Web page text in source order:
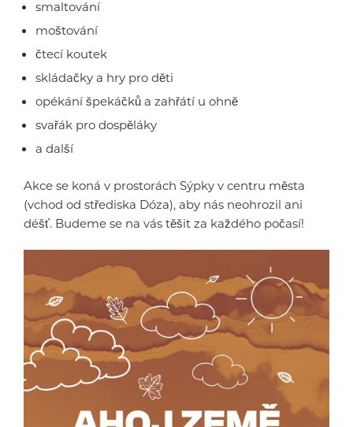
smaltování
moštování
čtecí koutek
skládačky a hry pro děti
opékání špekáčků a zahřátí u ohně
svařák pro dospěláky
a další
Akce se koná v prostorách Sýpky v centru města
(vchod od střediska Dóza), aby nás neohrozil ani
déšť. Budeme se na vás těšit za každého počasí!